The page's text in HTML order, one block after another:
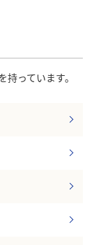
っています。